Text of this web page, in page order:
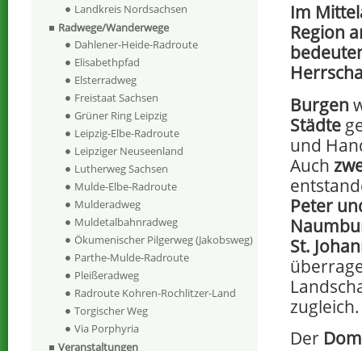
Im
Region
Burgen
Städte
und
Auch
Peter
St.
zugleich.
Der
Landkreis Nordsachsen
Radwege/Wanderwege
Dahlener-Heide-Radroute
Elisabethpfad
Elsterradweg
Freistaat Sachsen
Grüner Ring Leipzig
Leipzig-Elbe-Radroute
Leipziger Neuseenland
Lutherweg Sachsen
Mulde-Elbe-Radroute
Mulderadweg
Muldetalbahnradweg
Ökumenischer Pilgerweg (Jakobsweg)
Parthe-Mulde-Radroute
Pleißeradweg
Radroute Kohren-Rochlitzer-Land
Torgischer Weg
Via Porphyria
Veranstaltungen